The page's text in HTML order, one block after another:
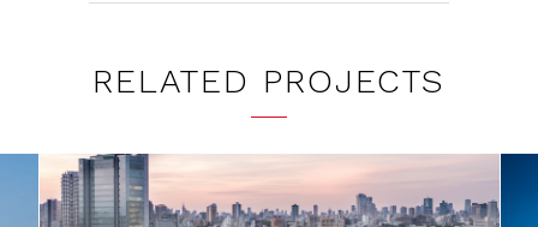
RELATED PROJECTS